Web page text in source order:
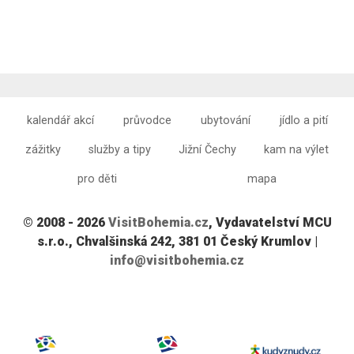
kalendář akcí průvodce ubytování jídlo a pití
zážitky služby a tipy Jižní Čechy kam na výlet
pro děti mapa
© 2008 - 2026 VisitBohemia.cz, Vydavatelství MCU
s.r.o., Chvalšinská 242, 381 01 Český Krumlov |
info@visitbohemia.cz